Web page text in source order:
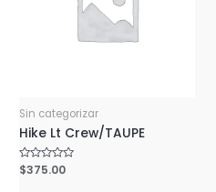
Sin categorizar
Hike Lt Crew/TAUPE
Rated
0
$375.00